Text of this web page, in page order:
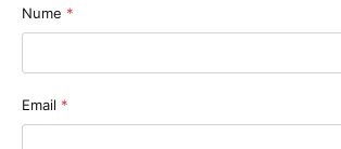
Nume *
Email *